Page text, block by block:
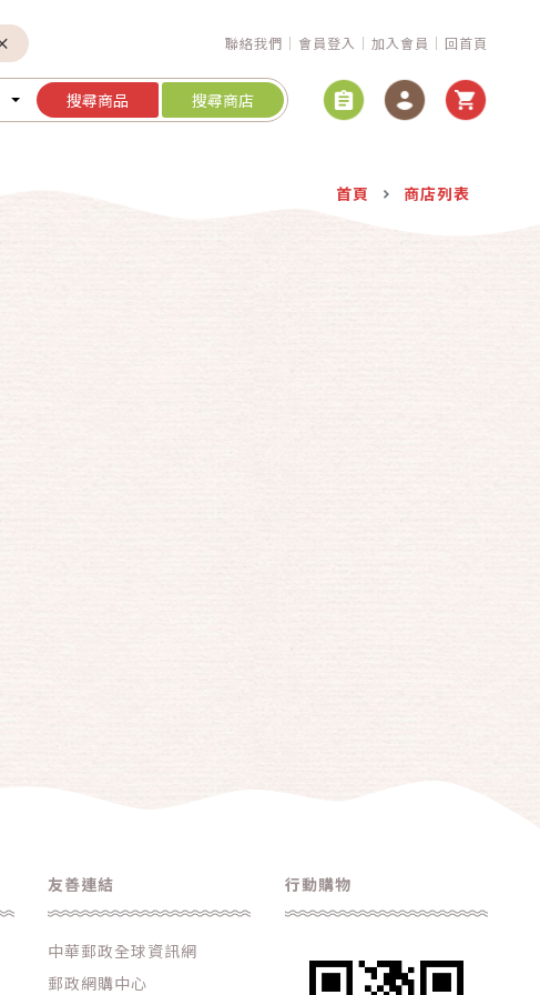
聯絡我們 會員登入 加入會員 回首頁
搜尋商品 搜尋商店
首頁 商店列表
友善連結
中華郵政全球資訊網
郵政網購中心
行動購物